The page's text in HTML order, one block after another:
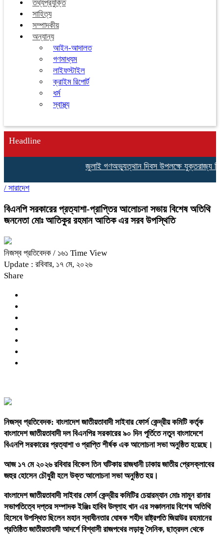
তথ্যপ্রযুক্তি
সাহিত্য
সম্পাদকীয়
অন্যান্য
আইন-আদালত
গণমাধ্যম
লাইফস্টাইল
ক্রাইম রিপোর্ট
ধর্ম
স্বাস্থ্য
Headline
জুলাই গণঅভ্যুত্থান দিবস উপলক্ষে যুক্তরাজ্য
/ সারাদেশ
বিএনপি সরকারের প্রত্যাশা-প্রাপ্তির আলোচনা সভায় বিশেষ অতিথি
জননেতা মোঃ আতিকুর রহমান আতিক এর সরব উপস্থিতি
নিজস্ব প্রতিবেদক / ১৬১ Time View
Update : রবিবার, ১৭ মে, ২০২৬
Share
নিজস্ব প্রতিবেদক: বাংলাদেশ জাতীয়তাবাদী সাইবার ফোর্স কেন্দ্রীয় কমিটি কর্তৃক
বাংলাদেশ জাতীয়তাবাদী দল বিএনপির সরকারের ৯০ দিন পূর্তিতে নতুন বাংলাদেশে
বিএনপি সরকারের প্রত্যাশা ও প্রাপ্তি শীর্ষক এক আলোচনা সভা অনুষ্ঠিত হয়েছে।
আজ ১৭ মে ২০২৬ রবিবার বিকেল তিন ঘটিকায় রাজধানী ঢাকায় জাতীয় প্রেসক্লাবের
জহুর হোসেন চৌধুরী হলে উক্ত আলোচনা সভা অনুষ্ঠিত হয়।
বাংলাদেশ জাতীয়তাবাদী সাইবার ফোর্স কেন্দ্রীয় কমিটির চেয়ারম্যান মোঃ মামুন রানার
সভাপতিত্বে দপ্তর সম্পাদক ইঞ্জিঃ হাবিব উল্লাহ খান এর সঞ্চালনায় বিশেষ অতিথি
হিসেবে উপস্থিত ছিলেন মহান স্বাধীনতার ঘোষক শহীদ রাষ্ট্রপতি জিয়াউর রহমানের
প্রতিষ্ঠিত জাতীয়তাবাদী আদর্শে বিশ্বাসী রাজপথের লড়াকু সৈনিক, ছাত্রদল থেকে